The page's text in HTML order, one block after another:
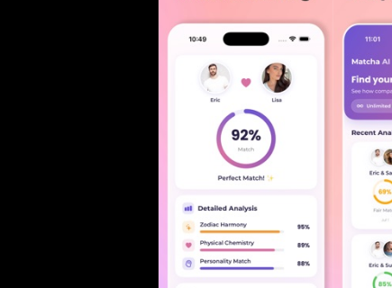
relations
MATCHA AI
delà du simple
visuelle de la
personnalités :
Informations
relationnelle -
renforcer les liens FONCTIONNALITÉS GRATUITES : - 1
compatibilité
compatibilité